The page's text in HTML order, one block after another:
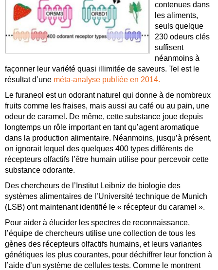
contenues dans
les aliments,
seuls quelque
230 odeurs clés
suffisent
néanmoins à
façonner leur variété quasi illimitée de saveurs. Tel est le
résultat d’une méta-analyse publiée en 2014.
Le furaneol est un odorant naturel qui donne à de nombreux
fruits comme les fraises, mais aussi au café ou au pain, une
odeur de caramel. De même, cette substance joue depuis
longtemps un rôle important en tant qu’agent aromatique
dans la production alimentaire. Néanmoins, jusqu’à présent,
on ignorait lequel des quelques 400 types différents de
récepteurs olfactifs l’être humain utilise pour percevoir cette
substance odorante.
Des chercheurs de l’Institut Leibniz de biologie des
systèmes alimentaires de l’Université technique de Munich
(LSB) ont maintenant identifié le « récepteur du caramel ».
Pour aider à élucider les spectres de reconnaissance,
l’équipe de chercheurs utilise une collection de tous les
gènes des récepteurs olfactifs humains, et leurs variantes
génétiques les plus courantes, pour déchiffrer leur fonction à
l’aide d’un système de cellules tests. Comme le montrent